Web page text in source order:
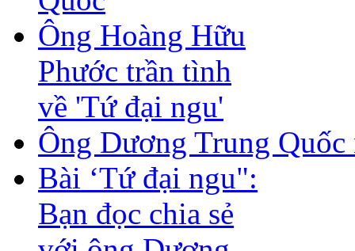
Ông Hoàng Hữu
Phước trần tình
về 'Tứ đại ngu'
Ông Dương Trung
Bài ‘Tứ đại ngu":
Bạn đọc chia sẻ